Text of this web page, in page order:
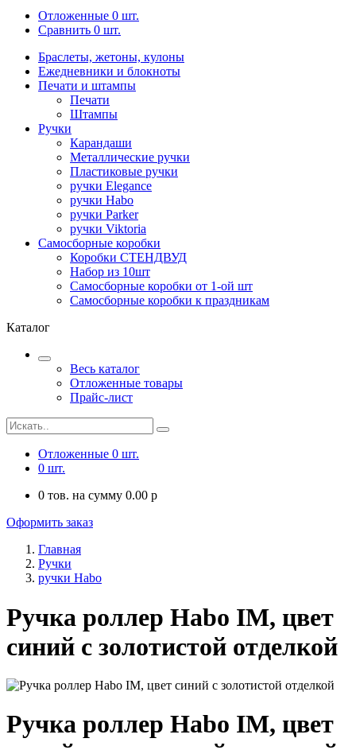
Отложенные 0 шт.
Сравнить 0 шт.
Браслеты, жетоны, кулоны
Ежедневники и блокноты
Печати и штампы
Печати
Штампы
Ручки
Карандаши
Металлические ручки
Пластиковые ручки
ручки Elegance
ручки Habo
ручки Parker
ручки Viktoria
Самосборные коробки
Коробки СТЕНДВУД
Набор из 10шт
Самосборные коробки от 1-ой шт
Самосборные коробки к праздникам
Каталог
Весь каталог
Отложенные товары
Прайс-лист
Отложенные 0 шт.
0 шт.
0 тов. на сумму 0.00 p
Оформить заказ
Главная
Ручки
ручки Habo
Ручка роллер Habo IM, цвет
синий с золотистой отделкой
Ручка роллер Habo IM, цвет